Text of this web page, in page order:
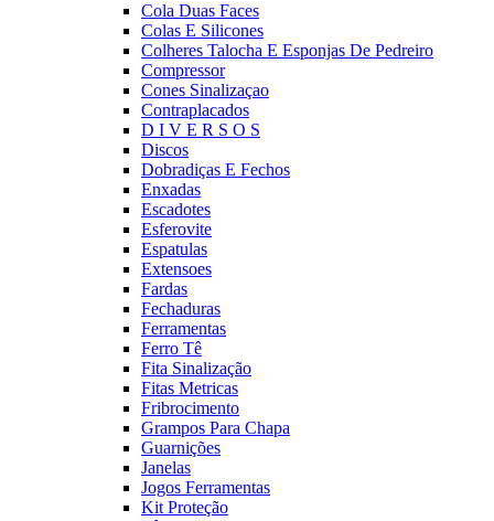
Cola Duas Faces
Colas E Silicones
Colheres Talocha E Esponjas De Pedreiro
Compressor
Cones Sinalizaçao
Contraplacados
D I V E R S O S
Discos
Dobradiças E Fechos
Enxadas
Escadotes
Esferovite
Espatulas
Extensoes
Fardas
Fechaduras
Ferramentas
Ferro Tê
Fita Sinalização
Fitas Metricas
Fribrocimento
Grampos Para Chapa
Guarnições
Janelas
Jogos Ferramentas
Kit Proteção